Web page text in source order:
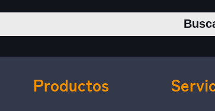
Productos